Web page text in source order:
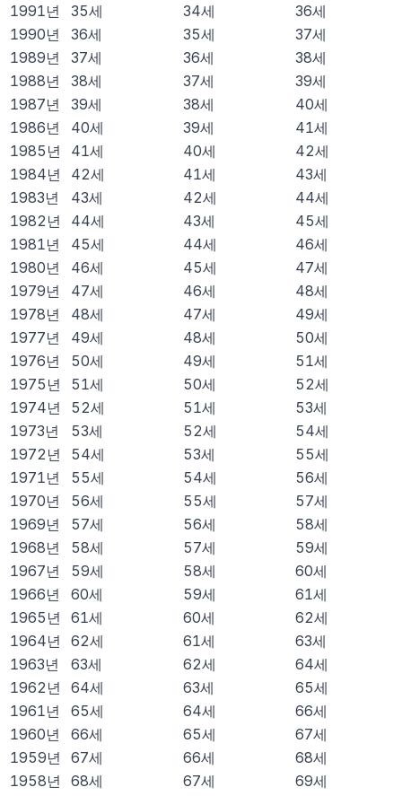
1991년 35세 34세 36세
1990년 36세 35세 37세
1989년 37세 36세 38세
1988년 38세 37세 39세
1987년 39세 38세 40세
1986년 40세 39세 41세
1985 년 41세 40세 42세
1984년 42세 41세 43세
1983년 43세 42세 44세
1982 년 44세 43세 45세
1981년 45세 44세 46세
1980년 46세 45세 47세
1979년 47세 46세 48세
1978년 48세 47세 49세
1977년 49세 48세 50세
1976년 50세 49세 51세
1975 년 51세 50세 52세
1974년 52세 51세 53세
1973년 53세 52세 54세
1972 년 54세 53세 55세
1971년 55세 54세 56세
1970년 56세 55세 57세
1969년 57세 56세 58세
1968년 58세 57세 59세
1967년 59세 58세 60세
1966년 60세 59세 61세
1965 년 61세 60세 62세
1964년 62세 61세 63세
1963년 63세 62세 64세
1962 년 64세 63세 65세
1961년 65세 64세 66세
1960년 66세 65세 67세
1959년 67세 66세 68세
1958년 68세 67세 69세